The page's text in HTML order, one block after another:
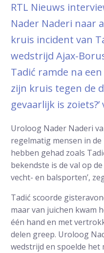
RTL Nieuws
Nader Naderi naar
kruis incident van
wedstrijd Ajax-
Tadić ramde na
zijn kruis tegen de
gevaarlijk is
Uroloog Nader Naderi
regelmatig mensen in
hebben gehad zoals
bekendste is de val op
vecht- en balsporten’,
Tadić scoorde
maar van juichen kwam
één hand en met
delen greep. Uroloog
wedstrijd en spoelde